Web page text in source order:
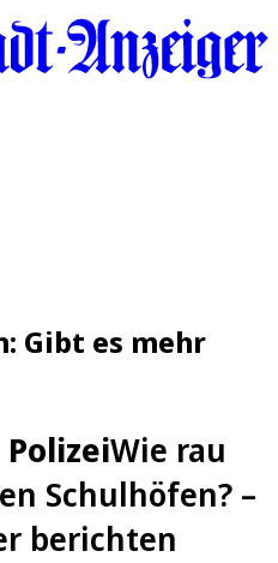
Gibt es mehr
Wie rau
Schulhöfen? –
berichten